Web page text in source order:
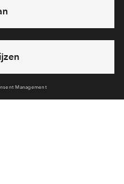
(behalve tijdens
- 18:00 uur